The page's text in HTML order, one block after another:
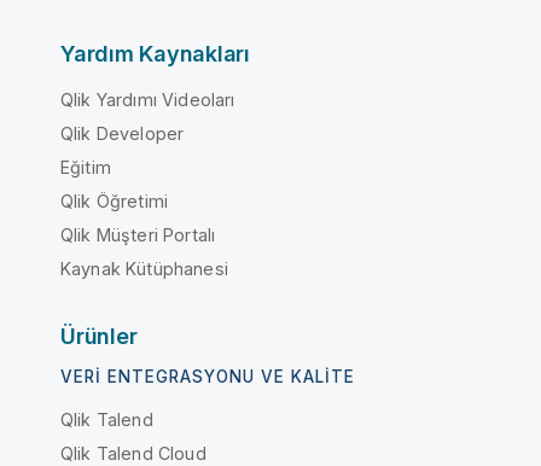
Yardım Kaynakları
Qlik Yardımı Videoları
Qlik Developer
Eğitim
Qlik Öğretimi
Qlik Müşteri Portalı
Kaynak Kütüphanesi
Ürünler
VERI ENTEGRASYONU VE KALITE
Qlik Talend
Qlik Talend Cloud